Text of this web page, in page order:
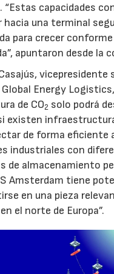
“Estas capacidades
hacia una terminal
para crecer
apuntaron desde la
vicepresidente
Global Energy
de CO2 solo podrá
existen
de forma eficiente
industriales con
de almacenamiento
Amsterdam tiene
en una pieza
el norte de Europa”.